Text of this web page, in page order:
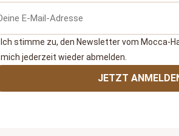
Ich stimme zu, den Newsletter vom
mich jederzeit wieder abmelden.
JETZT